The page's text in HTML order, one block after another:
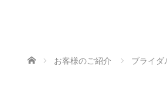
ホーム お客様のご紹介 ブライダ